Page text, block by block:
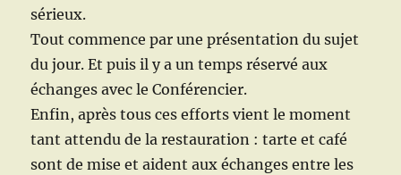
sérieux.
Tout commence par une présentation du sujet
du jour. Et puis il y a un temps réservé aux
échanges avec le Conférencier.
Enfin, après tous ces efforts vient le moment
tant attendu de la restauration : tarte et café
sont de mise et aident aux échanges entre les